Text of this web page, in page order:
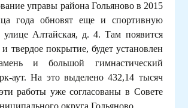
управы района Гольяново в 2015
года обновят еще и спортивную
Алтайская, д. 4. Там появится
твердое покрытие, будет установлен
и большой гимнастический
аут. На это выделено 432,14 тысяч
работы уже согласованы в Совете
округа Гольяново.